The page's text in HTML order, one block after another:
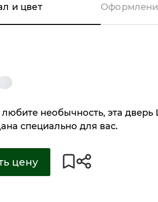
и цвет
необычность, эта дверь
специально для вас.
цену